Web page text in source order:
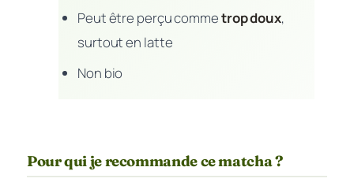
Peut être perçu commetrop doux,
surtout en latte
Non bio
Pour qui je recommande ce matcha ?